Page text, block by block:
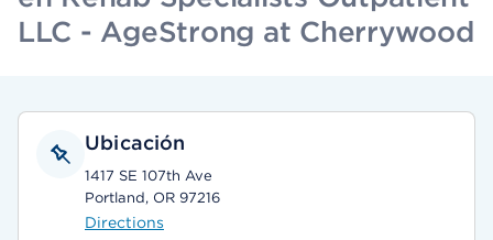
LLC - AgeStrong at Cherrywood
Ubicación
1417 SE 107th Ave
Portland, OR 97216
Directions